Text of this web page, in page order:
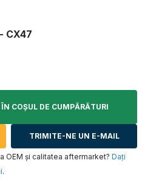
CX47
ÎN COŞUL DE CUMPĂRĂTURI
TRIMITE-NE UN E-MAIL
OEM și calitatea aftermarket? Daţi
.